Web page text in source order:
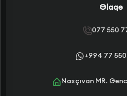
Əlaqə
077 550
+994 77
Naxçıvan MR.